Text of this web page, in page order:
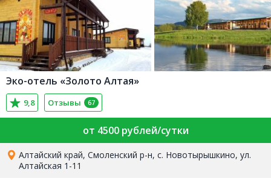
Эко-отель «Золото Алтая»
9,8 Отзывы 67
от 4500 рублей/сутки
Алтайский край, Смоленский р-н, с. Новотырышкино, ул.
Алтайская 1-11